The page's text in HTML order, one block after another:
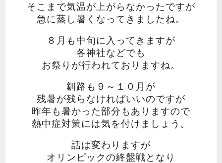
そこまで気温が上がらなかったですが
急に蒸し暑くなってきましたね。
８月も中旬に入ってきますが
各神社などでも
お祭りが行われておりますね。
釧路も９～１０月が
残暑が残らなければいいのですが
昨年も暑かった部分もありますので
熱中症対策には気を付けましょう。
話は変わりますが
オリンピックの終盤戦となり